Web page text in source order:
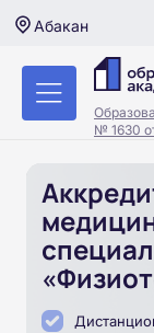
Абакан
№ 1630